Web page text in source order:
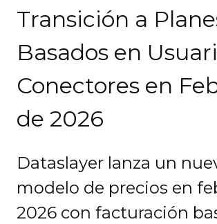
Transición a
Basados en
Conectores en
de 2026
Dataslayer lanza un
modelo de precios en
2026 con facturación